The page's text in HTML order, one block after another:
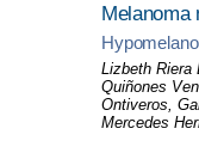
Melanoma
Lizbeth Riera
Quiñones
Ontiveros,
Mercedes